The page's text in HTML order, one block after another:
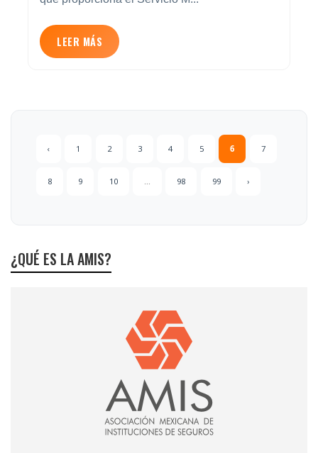
LEER MÁS
‹ 1 2 3 4 5 6 7
8 9 10 98 99 ›
¿QUÉ ES LA AMIS?